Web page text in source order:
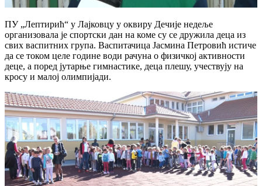
ПУ „Лептирић“ у Лајковцу у оквиру Дечије недеље
организовала је спортски дан на коме су се дружила деца из
свих васпитних група. Васпитачица Јасмина Петровић истиче
да се током целе године води рачуна о физичкој активности
деце, а поред јутарње гимнастике, деца плешу, учествују на
кросу и малој олимпијади.